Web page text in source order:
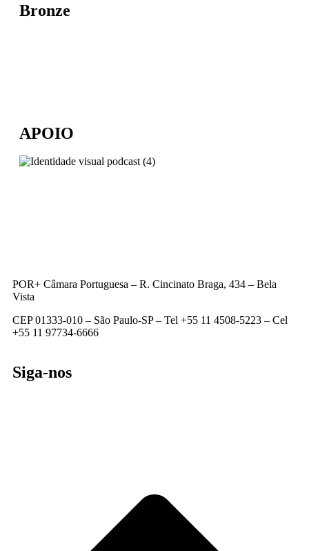
Bronze
APOIO
POR+ Câmara Portuguesa – R. Cincinato Braga, 434 – Bela
Vista
CEP 01333-010 – São Paulo-SP – Tel +55 11 4508-5223 – Cel
+55 11 97734-6666
Siga-nos